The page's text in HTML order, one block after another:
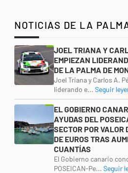
NOTICIAS DE LA
JOEL TRIANA Y
EMPIEZAN
DE LA PALMA DE
Joel Triana y Carlos A.
liderando e... Seguir
EL GOBIERNO
AYUDAS DEL
SECTOR POR VALOR
DE EUROS TRAS
CUANTÍAS
El Gobierno canario
POSEICAN-Pe... Seguir